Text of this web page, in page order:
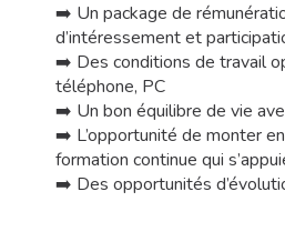
➡️ Un package de
d’intéressement et
➡️ Des conditions de travail
téléphone, PC
➡️ Un bon équilibre de vie
➡️ L’opportunité de monter
formation continue qui
➡️ Des opportunités